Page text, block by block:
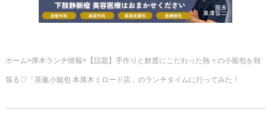
ホーム 厚木ランチ情報 【話題】手作りと鮮度にこだわった熱々の小籠包を頬
張る♡「茶薫小籠包 本厚木ミロード店」のランチタイムに行ってみた！